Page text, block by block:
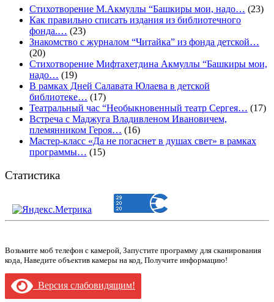
Стихотворение М.Акмуллы “Башкиры мои, надо… (23)
Как правильно списать издания из библиотечного
фонда.… (23)
Знакомство с журналом “Читайка” из фонда детской…
(20)
Стихотворение Мифтахетдина Акмуллы “Башкиры мои,
надо… (19)
В рамках Дней Салавата Юлаева в детской
библиотеке… (17)
Театральный час “Необыкновенный театр Сергея… (17)
Встреча с Маджуга Владивленом Ивановичем,
племянником Героя… (16)
Мастер-класс «Да не погаснет в душах свет» в рамках
программы… (15)
Статистика
Возьмите моб телефон с камерой, Запустите программу для сканирования
кода, Наведите объектив камеры на код, Получите информацию!
Версия слабовидящим!